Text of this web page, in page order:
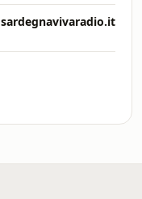
sardegnavivaradio.it